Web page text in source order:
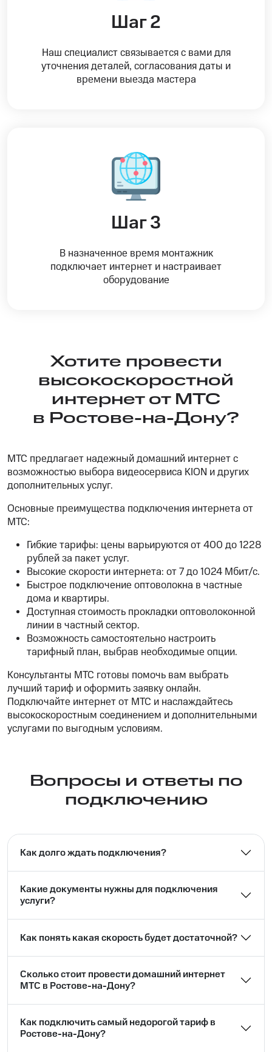
Шаг 2
Наш специалист связывается с вами для
уточнения деталей, согласования даты и
времени выезда мастера
Шаг 3
В назначенное время монтажник
подключает интернет и настраивает
оборудование
Хотите провести
высокоскоростной
интернет от МТС
в Ростове-на-Дону?
МТС предлагает надежный домашний интернет с
возможностью выбора видеосервиса KION и других
дополнительных услуг.
Основные преимущества подключения интернета от
МТС:
Гибкие тарифы: цены варьируются от 400 до 1228
рублей за пакет услуг.
Высокие скорости интернета: от 7 до 1024 Мбит/с.
Быстрое подключение оптоволокна в частные
дома и квартиры.
Доступная стоимость прокладки оптоволоконной
линии в частный сектор.
Возможность самостоятельно настроить
тарифный план, выбрав необходимые опции.
Консультанты МТС готовы помочь вам выбрать
лучший тариф и оформить заявку онлайн.
Подключайте интернет от МТС и наслаждайтесь
высокоскоростным соединением и дополнительными
услугами по выгодным условиям.
Вопросы и ответы по
подключению
Как долго ждать подключения?
Какие документы нужны для подключения
услуги?
Как понять какая скорость будет достаточной?
Сколько стоит провести домашний интернет
МТС в Ростове-на-Дону?
Как подключить самый недорогой тариф в
Ростове-на-Дону?